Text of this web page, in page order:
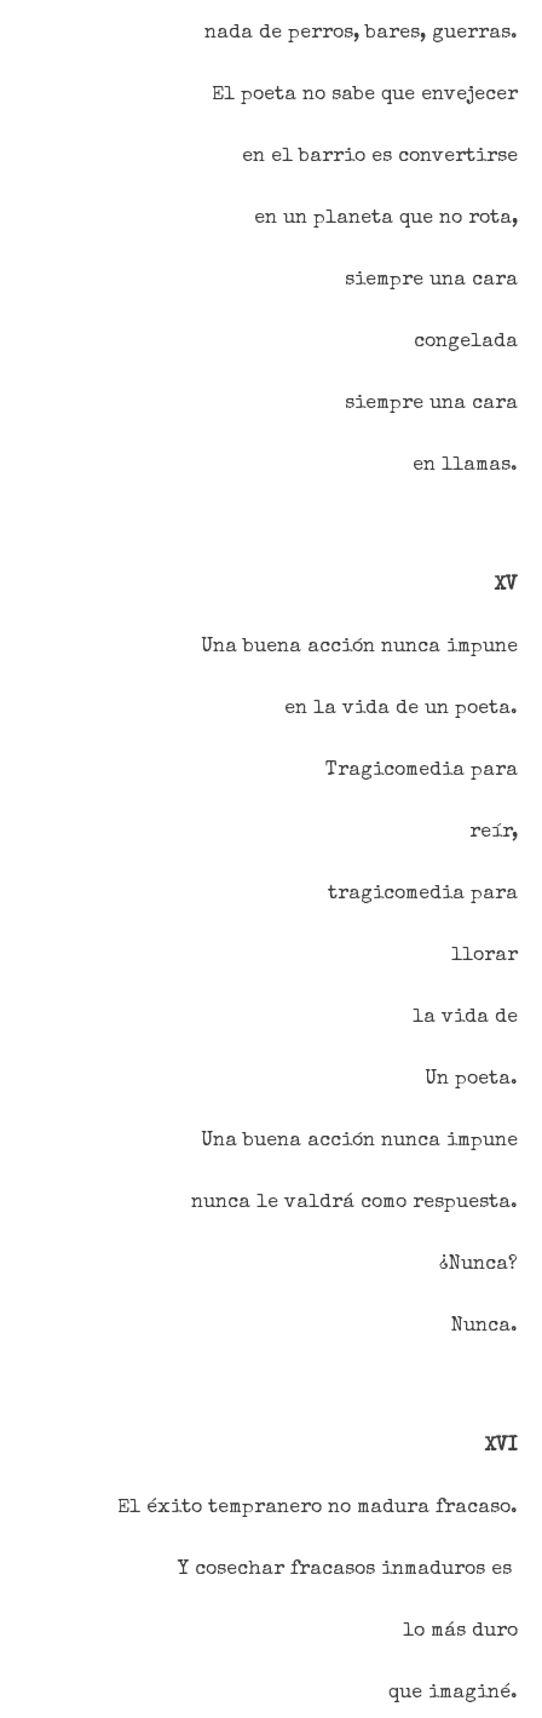
nada de perros, bares, guerras.
El poeta no sabe que envejecer
en el barrio es convertirse
en un planeta que no rota,
siempre una cara
congelada
siempre una cara
en llamas.
XV
Una buena acción nunca impune
en la vida de un poeta.
Tragicomedia para
reír,
tragicomedia para
llorar
la vida de
Un poeta.
Una buena acción nunca impune
nunca le valdrá como respuesta.
¿Nunca?
Nunca.
XVI
El éxito tempranero no madura fracaso.
Y cosechar fracasos inmaduros es
lo más duro
que imaginé.